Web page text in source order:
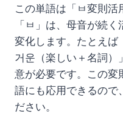
この単語は「ㅂ変則
「ㅂ」は、母音が続
変化します。たとえば
거운（楽しい＋名詞）
意が必要です。この変
語にも応用できるので
ださい。